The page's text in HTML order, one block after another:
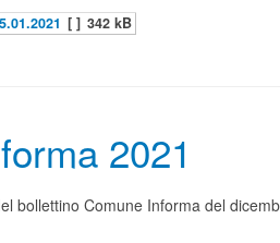
[ ] 342 kB
2021
bollettino Comune Informa del